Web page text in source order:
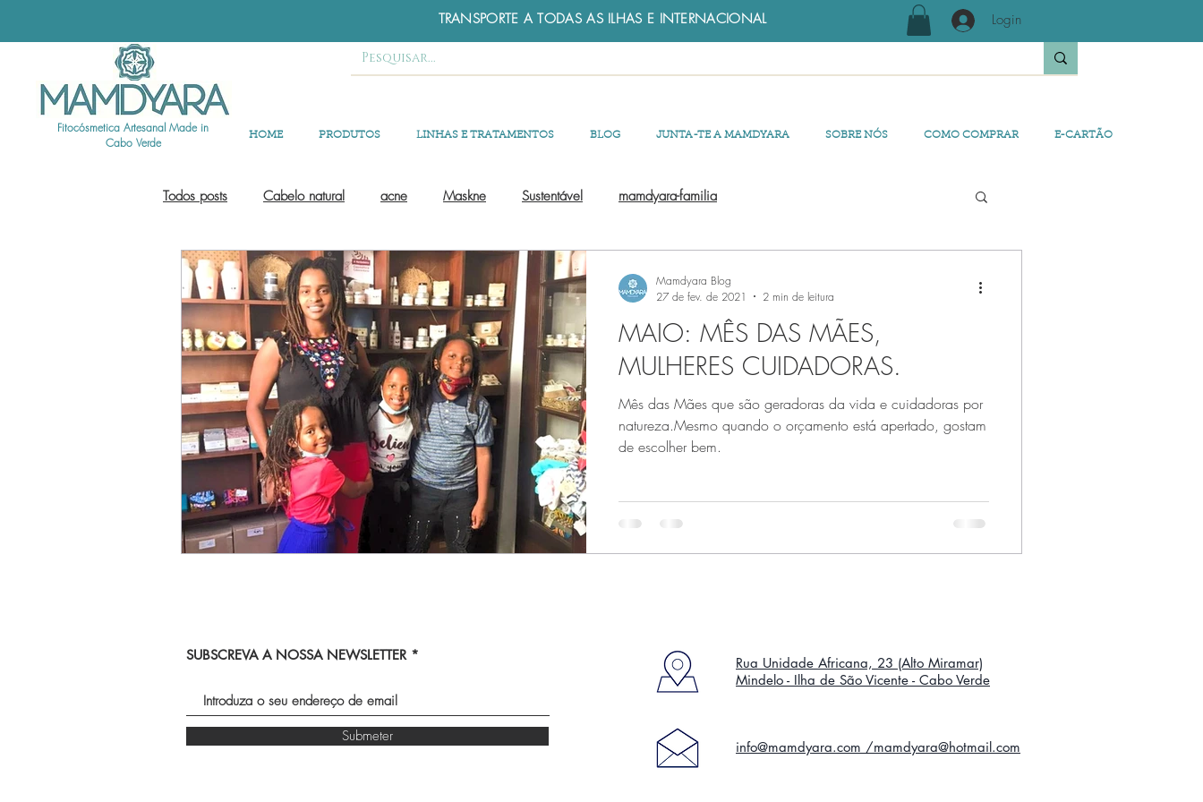
TRANSPORTE A TODAS AS ILHAS E INTERNACIONAL Login
Fitocósmetica Artesanal Made in
Cabo Verde
HOME PRODUTOS LINHAS E TRATAMENTOS BLOG JUNTA-TE A MAMDYARA SOBRE NÓS COMO COMPRAR E-CARTÃO
Todos posts Cabelo natural acne Maskne Sustentável mamdyara-familia
MAIO: MÊS DAS MÃES,
MULHERES CUIDADORAS.
Mês das Mães que são geradoras da vida e cuidadoras por
natureza.Mesmo quando o orçamento está apertado, gostam
de escolher bem.
Mamdyara Blog
27 de fev. de 2021
2 min de leitura
SUBSCREVA A NOSSA NEWSLETTER
Submeter
Rua Unidade Africana, 23 (Alto Miramar)
Mindelo - Ilha de São Vicente - Cabo Verde
info@mamdyara.com /mamdyara@hotmail.com